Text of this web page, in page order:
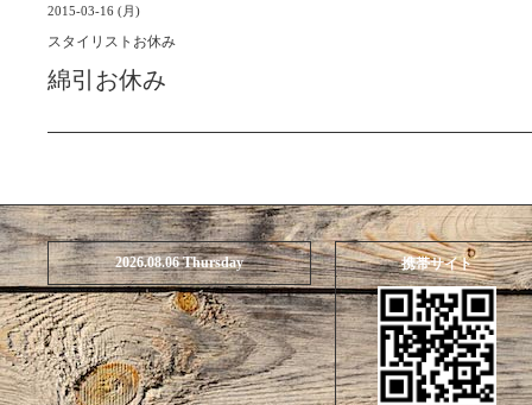
2015-03-16 (月)
スタイリストお休み
綿引お休み
2026.08.06 Thursday 携帯サイト